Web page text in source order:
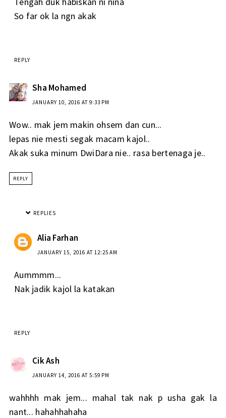
So far ok la ngn akak
REPLY
Sha Mohamed
JANUARY 10, 2016 AT 9:33 PM
Wow.. mak jem makin ohsem dan cun...
lepas nie mesti segak macam kajol..
Akak suka minum DwiDara nie.. rasa bertenaga je..
REPLY
REPLIES
Alia Farhan
JANUARY 15, 2016 AT 12:25 AM
Aummmm...
Nak jadik kajol la katakan
REPLY
Cik Ash
JANUARY 14, 2016 AT 5:59 PM
wahhhh mak jem... mahal tak nak p usha gak la
nant... hahahhahaha